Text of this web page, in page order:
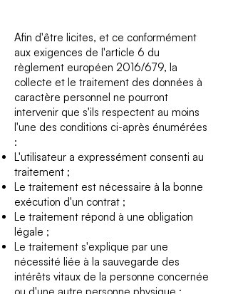
Afin d'être licites, et ce conformément
aux exigences de l'article 6 du
règlement européen 2016/679, la
collecte et le traitement des données à
caractère personnel ne pourront
intervenir que s'ils respectent au moins
l'une des conditions ci-après énumérées
:
L'utilisateur a expressément consenti au
traitement ;
Le traitement est nécessaire à la bonne
exécution d'un contrat ;
Le traitement répond à une obligation
légale ;
Le traitement s'explique par une
nécessité liée à la sauvegarde des
intérêts vitaux de la personne concernée
ou d'une autre personne physique ;